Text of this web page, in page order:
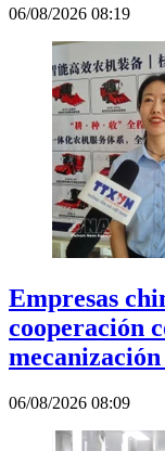
06/08/2026 08:19
Empresas
cooperación
06/08/2026 08:09